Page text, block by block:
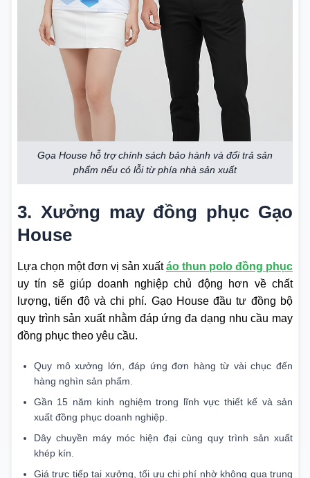
Gọa House hỗ trợ chính sách bảo hành và đổi trả sản
phẩm nếu có lỗi từ phía nhà sản xuất
3. Xưởng may đồng phục Gạo
House
Lựa chọn một đơn vị sản xuấtáo thun polo đồng phục
uy tín sẽ giúp doanh nghiệp chủ động hơn về chất
lượng, tiến độ và chi phí. Gạo House đầu tư đồng bộ
quy trình sản xuất nhằm đáp ứng đa dạng nhu cầu may
đồng phục theo yêu cầu.
Quy mô xưởng lớn, đáp ứng đơn hàng từ vài chục đến
hàng nghìn sản phẩm.
Gần 15 năm kinh nghiệm trong lĩnh vực thiết kế và sản
xuất đồng phục doanh nghiệp.
Dây chuyền máy móc hiện đại cùng quy trình sản xuất
khép kín.
Giá trực tiếp tại xưởng, tối ưu chi phí nhờ không qua trung